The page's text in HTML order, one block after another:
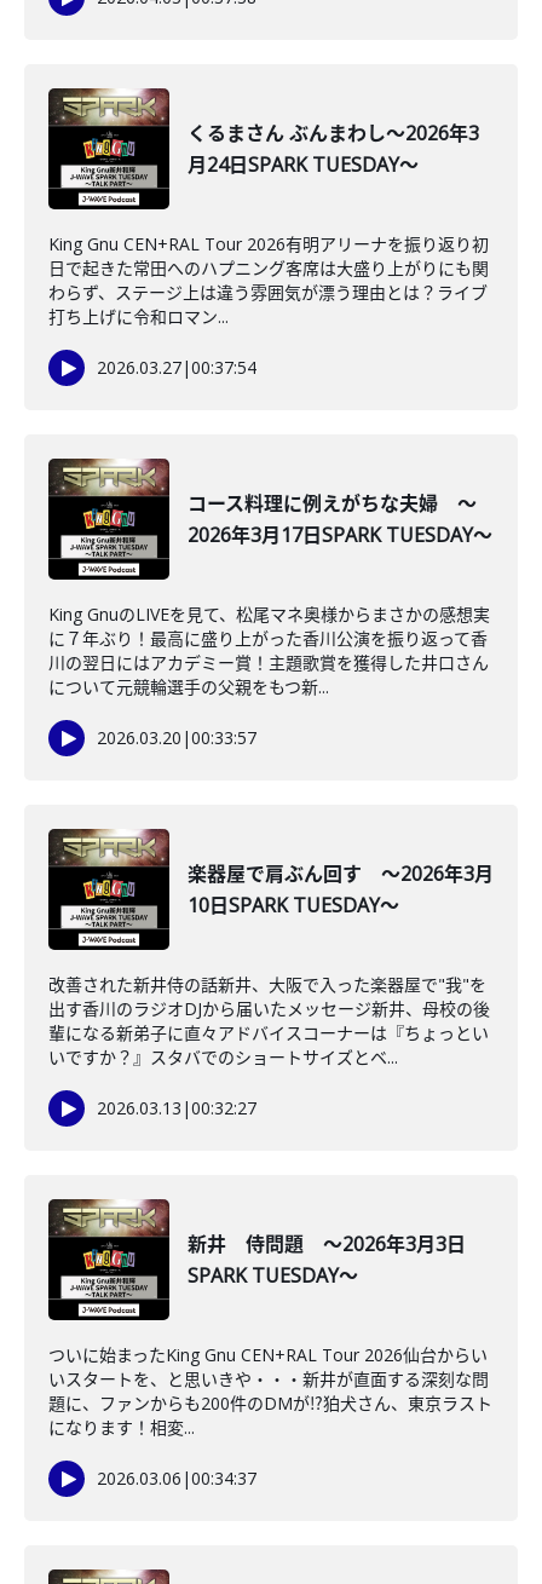
くるまさん ぶんまわし～2026年3
月24日SPARK TUESDAY～
King Gnu CEN+RAL Tour 2026有明アリーナを振り返り初
日で起きた常田へのハプニング客席は大盛り上がりにも関
わらず、ステージ上は違う雰囲気が漂う理由とは？ライブ
打ち上げに令和ロマン...
2026.03.27|00:37:54
コース料理に例えがちな夫婦 ～
2026年3月17日SPARK TUESDAY～
King GnuのLIVEを見て、松尾マネ奥様からまさかの感想実
に７年ぶり！最高に盛り上がった香川公演を振り返って香
川の翌日にはアカデミー賞！主題歌賞を獲得した井口さん
について元競輪選手の父親をもつ新...
2026.03.20 |00:33:57
楽器屋で肩ぶん回す ～2026年3月
10日SPARK TUESDAY～
改善された新井侍の話新井、大阪で入った楽器屋で"我"を
出す香川のラジオDJから届いたメッセージ新井、母校の後
輩になる新弟子に直々アドバイスコーナーは『ちょっとい
いですか？』スタバでのショートサイズとベ...
2026.03.13 |00:32:27
新井 侍問題 ～2026年3月3日
SPARK TUESDAY～
ついに始まったKing Gnu CEN+RAL Tour 2026仙台からい
いスタートを、と思いきや・・・新井が直面する深刻な問
題に、ファンからも200件のDMが⁉狛犬さん、東京ラスト
になります！相変...
2026.03.06 |00:34:37